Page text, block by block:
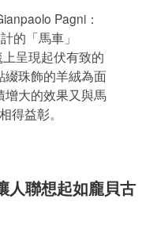
Pagni：
的「馬車」
呈現起伏有致的
綴珠飾的羊絨為面
增大的效果又與馬
得益彰。
人聯想起如龐貝古